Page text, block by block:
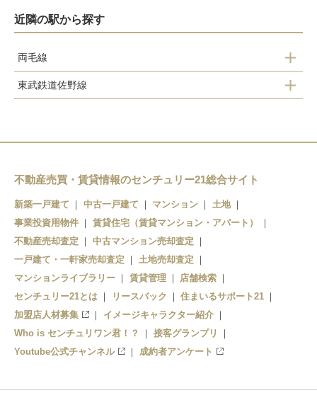
近隣の駅から探す
両毛線
栃木
あしかがフラワパーク
足利
東武鉄道佐野線
佐野市
吉水
田沼
不動産売買・賃貸情報のセンチュリー21総合サイト
新築一戸建て 中古一戸建て マンション
土地
事業投資用物件
賃貸住宅（賃貸マンション・アパート）
不動産売却査定
中古マンション売却査定
一戸建て・一軒家売却査定
土地売却査定
マンションライブラリー
賃貸管理
店舗検索
センチュリー21とは
リースバック
住まいるサポート21
加盟店人材募集
イメージキャラクター紹介
Who is センチュリワン君！？
接客グランプリ
Youtube公式チャンネル
成約者アンケート